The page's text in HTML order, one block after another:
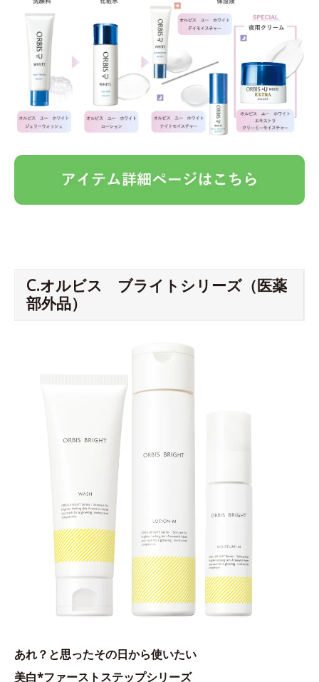
C.オルビス ブライトシリーズ（医薬
部外品）
あれ？と思ったその日から使いたい
美白*ファーストステップシリーズ